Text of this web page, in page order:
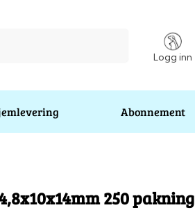
Logg inn
Abonnement
250 pakning